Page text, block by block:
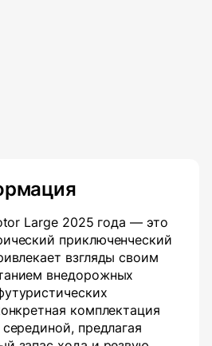
Large 2025 года — это
приключенческий
взгляды своим
внедорожных
комплектация
предлагая